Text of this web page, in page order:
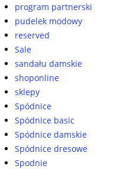
program partnerski
pudelek modowy
reserved
Sale
sandału damskie
shoponline
sklepy
Spódnice
Spódnice basic
Spódnice damskie
Spódnice dresowe
Spodnie